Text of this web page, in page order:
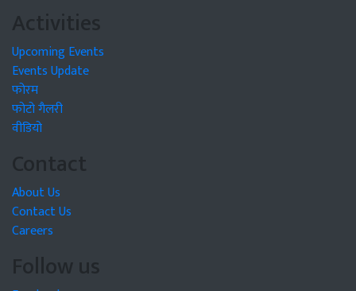
Activities
Upcoming Events
Events Update
फोरम
फोटो गैलरी
वीडियो
Contact
About Us
Contact Us
Careers
Follow us